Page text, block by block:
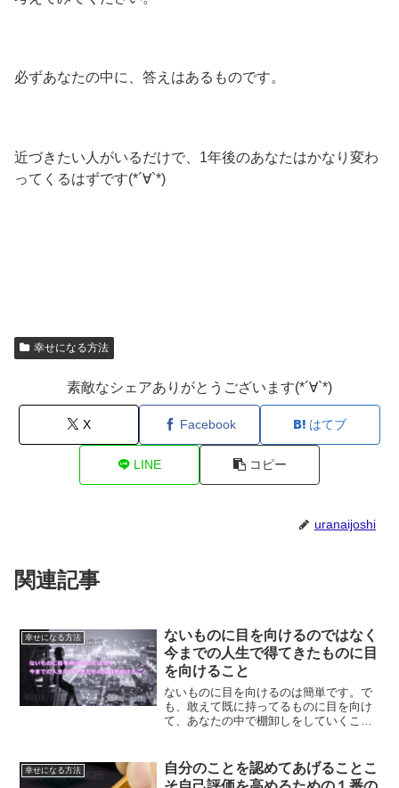
必ずあなたの中に、答えはあるものです。
近づきたい人がいるだけで、1年後のあなたはかなり変わ
ってくるはずです(*´∀`*)
幸せになる方法
素敵なシェアありがとうございます(*´∀`*)
X Facebook はてブ
LINE コピー
uranaijoshi
関連記事
幸せになる方法
ないものに目を向けるのではなく
今までの人生で得てきたものに目
を向けること
ないものに目を向けるのは簡単です。で
も、敢えて既に持ってるものに目を向け
て、あなたの中で棚卸しをしていくこと
を向けることで、人生変える方法です。
幸せになる方法
自分のことを認めてあげることこ